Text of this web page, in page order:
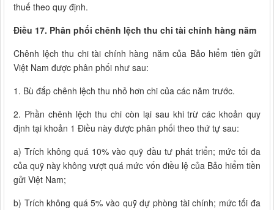
thuế theo quy định.
Điều 17. Phân phối chênh lệch thu chi tài chính hàng năm
Chênh lệch thu chi tài chính hàng năm của Bảo hiểm tiền gửi
Việt Nam được phân phối như sau:
1. Bù đắp chênh lệch thu nhỏ hơn chi của các năm trước.
2. Phần chênh lệch thu chi còn lại sau khi trừ các khoản quy
định tại khoản 1 Điều này được phân phối theo thứ tự sau:
a) Trích không quá 10% vào quỹ đầu tư phát triển; mức tối đa
của quỹ này không vượt quá mức vốn điều lệ của Bảo hiểm tiền
gửi Việt Nam;
b) Trích không quá 5% vào quỹ dự phòng tài chính; mức tối đa